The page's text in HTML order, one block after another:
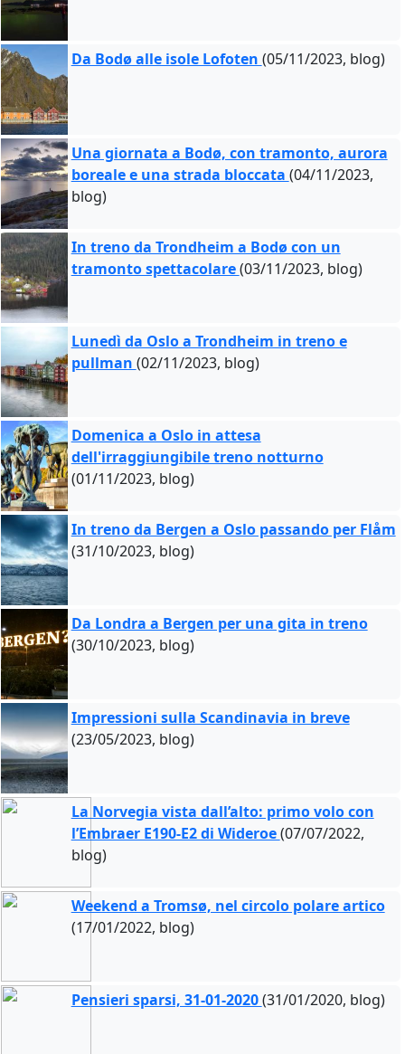
Da Bodø alle isole Lofoten (05/11/2023, blog)
Una giornata a Bodø, con tramonto, aurora
boreale e una strada bloccata (04/11/2023,
blog)
In treno da Trondheim a Bodø con un
tramonto spettacolare(03/11/2023, blog)
Lunedì da Oslo a Trondheim in treno e
pullman (02/11/2023, blog)
Domenica a Oslo in attesa
dell'irraggiungibile treno notturno
(01/11/2023, blog)
In treno da Bergen a Oslo passando per Flåm
(31/10/2023, blog)
Da Londra a Bergen per una gita in treno
(30/10/2023, blog)
Impressioni sulla Scandinavia in breve
(23/05/2023, blog)
La Norvegia vista dall’alto: primo volo con
l’Embraer E190-E2 di Wideroe(07/07/2022,
blog)
Weekend a Tromsø, nel circolo polare artico
(17/01/2022, blog)
Pensieri sparsi, 31-01-2020(31/01/2020, blog)